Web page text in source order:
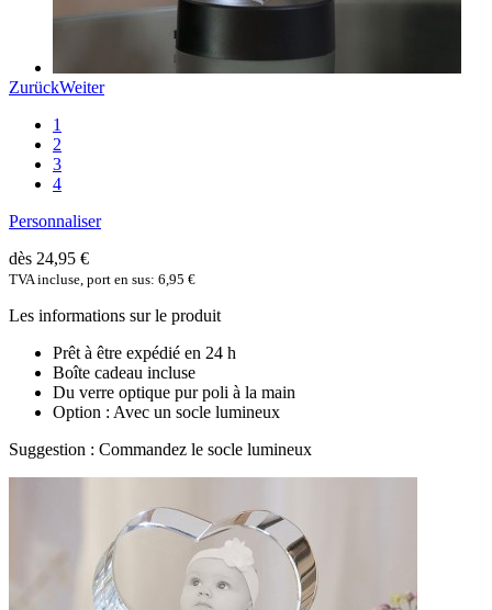
ZurückWeiter
1
2
3
4
Personnaliser
dès 24,95 €
TVA incluse, port en sus: 6,95 €
Les informations sur le produit
Prêt à être expédié en 24 h
Boîte cadeau incluse
Du verre optique pur poli à la main
Option : Avec un socle lumineux
Suggestion : Commandez le socle lumineux